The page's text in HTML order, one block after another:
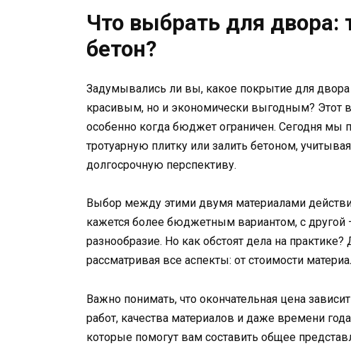
Что выбрать для двора:
бетон?
Задумывались ли вы, какое покрытие для
красивым, но и экономически выгодным? Этот
особенно когда бюджет ограничен. Сегодня
тротуарную плитку или залить бетоном,
долгосрочную перспективу.
Выбор между этими двумя материалами
кажется более бюджетным вариантом, с другой
разнообразие. Но как обстоят дела на
рассматривая все аспекты: от стоимости
Важно понимать, что окончательная цена
работ, качества материалов и даже времени
которые помогут вам составить общее